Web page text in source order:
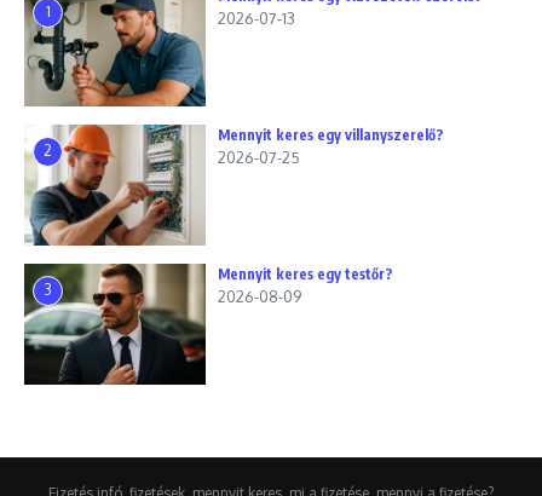
1 2026-07-13
2
Mennyit keres egy villanyszerelő?
2026-07-25
3
Mennyit keres egy testőr?
2026-08-09